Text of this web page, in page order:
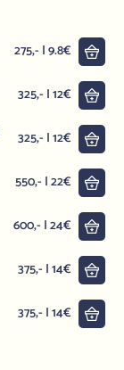
275,- | 9.8€
325,- | 12€
325,- | 12€
550,- | 22€
600,- | 24€
375,- | 14€
375,- | 14€